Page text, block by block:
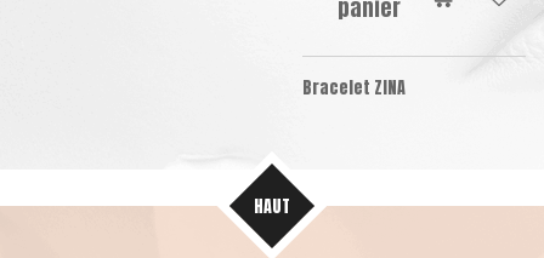
panier
Bracelet ZINA
HAUT